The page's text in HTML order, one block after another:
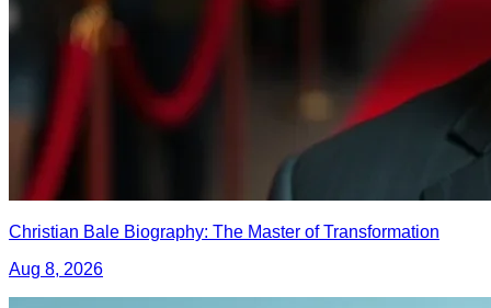
Christian Bale Biography: The Master of Transformation
Aug 8, 2026